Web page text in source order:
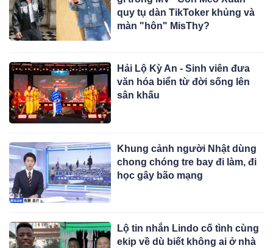
quy tụ dàn TikToker khủng và
màn "hôn" MisThy?
Hải Lộ Kỳ An - Sinh viên đưa
văn hóa biển từ đời sống lên
sân khấu
Khung cảnh người Nhật dùng
chong chóng tre bay đi làm, đi
học gây bão mạng
Lộ tin nhắn Lindo cố tình cùng
ekip về dù biết không ai ở nhà